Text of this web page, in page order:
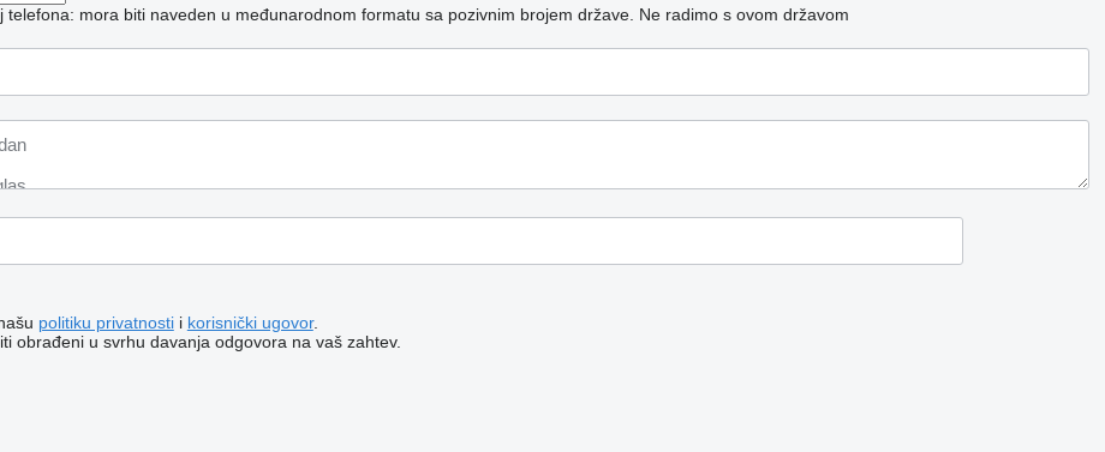
telefona: mora biti naveden u međunarodnom formatu sa pozivnim brojem države. Ne radimo s ovom državom
politiku privatnostii korisnički ugovor.
obrađeni u svrhu davanja odgovora na vaš zahtev.